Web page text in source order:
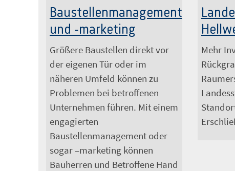
Baustellenmanagement
und -marketing
Größere Baustellen direkt vor
der eigenen Tür oder im
näheren Umfeld können zu
Problemen bei betroffenen
Unternehmen führen. Mit einem
engagierten
Baustellenmanagement oder
sogar –marketing können
Bauherren und Betroffene Hand
Mehr